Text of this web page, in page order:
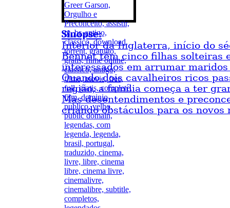
Sinopse:
Interior da Inglaterra, início do
Bennet têm cinco filhas solteiras
interessados em arrumar
Quando dois cavalheiros ricos
região, a família começa a ter
Mas desentendimentos e
criando obstáculos para os novos